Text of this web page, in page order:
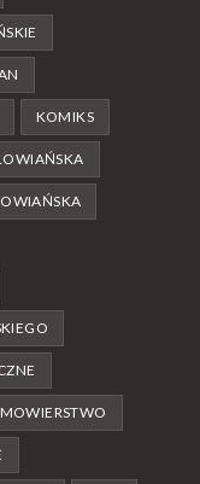
KOMIKS